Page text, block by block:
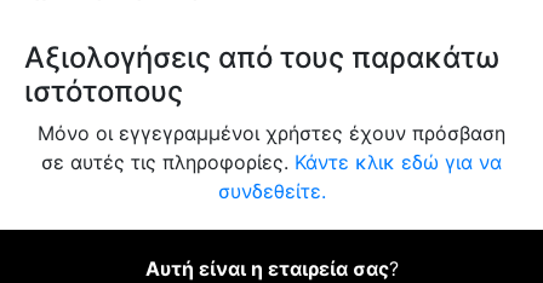
Αξιολογήσεις από τους παρακάτω
ιστότοπους
Μόνο οι εγγεγραμμένοι χρήστες έχουν πρόσβαση
σε αυτές τις πληροφορίες. Κάντε κλικ εδώ για να
συνδεθείτε.
Αυτή είναι η εταιρεία σας?